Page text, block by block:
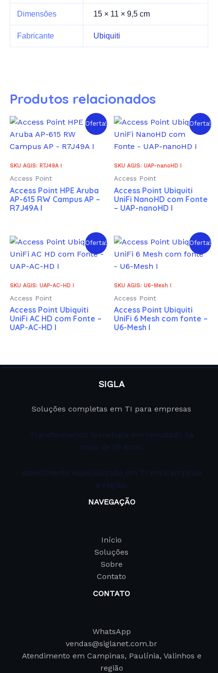
Dimensões 15 × 11 × 9,5 cm
Fabricante Ubiquiti
Produtos relacionados
Oferta!
SKU AGIS: R7J49A I
Access Point
Access Point HPE Aruba
AP-615 RW Campus AP –
R7J49A I
Oferta!
SKU AGIS: UAP-nanoHD I
Access Point
Access Point Ubiquiti
UniFi NanoHD com Fonte
– UAP-nanoHD I
Oferta!
SKU AGIS: UAP-AC-HD I
Access Point
Access Point Ubiquiti
UniFi AC HD com Fonte –
UAP-AC-HD I
Oferta!
SKU AGIS: U6-Mesh I
Access Point
Access Point Ubiquiti
UniFi 6 Mesh com fonte –
U6-Mesh I
SIGLA
Soluções completas em TI para empresas
Transformando tecnologia em resultado há
mais de 25 anos.
Atendimento especializado em TI em Campinas
e região.
NAVEGAÇÃO
Início
Soluções
Sobre
Contato
CONTATO
WhatsApp
vendas@siglanet.com.br
Atendimento em Campinas, Paulínia, Valinhos e
região